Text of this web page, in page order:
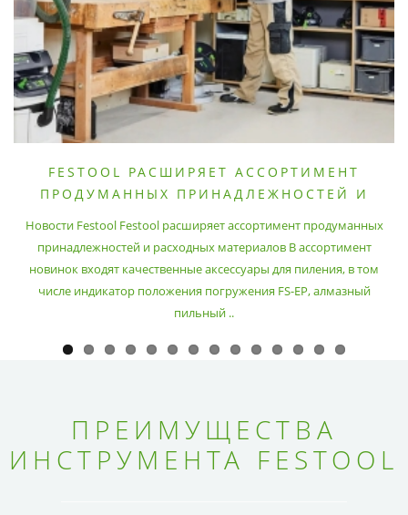
FESTOOL РАСШИРЯЕТ АССОРТИМЕНТ
ПРОДУМАННЫХ ПРИНАДЛЕЖНОСТЕЙ И
Новости Festool Festool расширяет ассортимент продуманных
принадлежностей и расходных материалов В ассортимент
новинок входят качественные аксессуары для пиления, в том
числе индикатор положения погружения FS-EP, алмазный
пильный ..
ПРЕИМУЩЕСТВА
ИНСТРУМЕНТА FESTOOL